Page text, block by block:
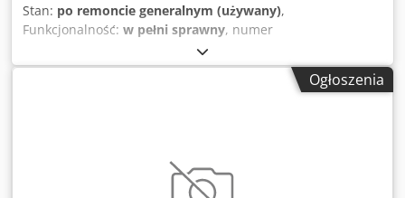
Stan: po remoncie generalnym (używany),
Funkcjonalność: w pełni sprawny, numer
SCK 60 0 0 00 10 318 98 5
680 kg, maksymalna waga ładunku:2 820 kg, masa
, dopuszczalne
, maksymalna prędkość:
przyczepa hamowana
Ogłoszenia